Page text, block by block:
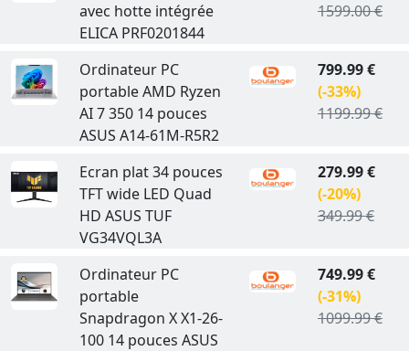
avec hotte intégrée
ELICA PRF0201844
1599.00 €
Ordinateur PC
portable AMD Ryzen
AI 7 350 14 pouces
ASUS A14-61M-R5R2
799.99 €
(-33%)
1199.99 €
Ecran plat 34 pouces
TFT wide LED Quad
HD ASUS TUF
VG34VQL3A
279.99 €
(-20%)
349.99 €
Ordinateur PC
portable
Snapdragon X X1-26-
100 14 pouces ASUS
749.99 €
(-31%)
1099.99 €